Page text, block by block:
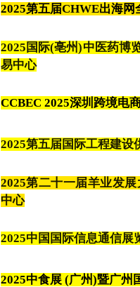
2025第五届CHWE出海网
2025 国际(亳州)中医药博
易中心
CCBEC 2025深圳跨境电
2025第五届国际工程建设
2025第二十一届羊业发
中心
2025中国国际信息通信展
2025中食展 (广州)暨广州